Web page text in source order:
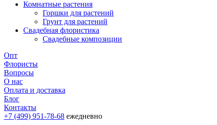
Комнатные растения
Горшки для растений
Грунт для растений
Свадебная флористика
Свадебные композиции
Опт
Флористы
Вопросы
О нас
Оплата и доставка
Блог
Контакты
+7 (499) 951-78-68 ежедневно